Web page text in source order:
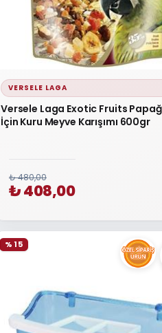
VERSELE LAGA
Versele Laga Exotic Fruits
İçin Kuru Meyve Karışımı 600gr
₺ 480,00
₺ 408,00
% 15